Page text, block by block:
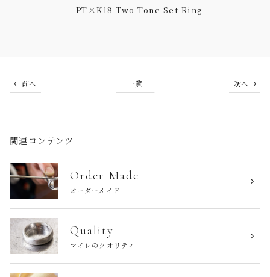
PT×K18 Two Tone Set Ring
前へ 一覧 次へ
関連コンテンツ
Order Made
オーダーメイド
Quality
マイレのクオリティ